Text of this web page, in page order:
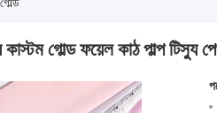
গোল্ড ফয়েল কাঠ পাল্প টিস্যু